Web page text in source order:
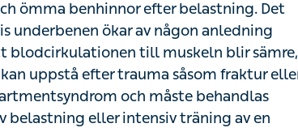
ökar av någon anledning under väldigt kort
blir sämre, syret minskar och du får ont.
eller klämskada, det kallas då för akut
kirurgiskt. Kroniska besvär kan orsakas av
muskelgrupp. Behandlingen består av
inflammatoriska läkemedel.